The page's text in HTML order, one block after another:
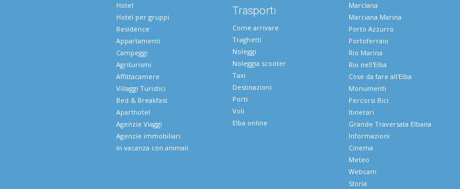
Hotel
Hotel per gruppi
Residence
Appartamenti
Campeggi
Agriturismi
Affittacamere
Villaggi Turistici
Bed & Breakfast
Aparthotel
Agenzie Viaggi
Agenzie immobiliari
In vacanza con animali
Trasporti
Come arrivare
Traghetti
Noleggi
Noleggia scooter
Taxi
Destinazioni
Porti
Voli
Elba online
Marciana
Marciana Marina
Porto Azzurro
Portoferraio
Rio Marina
Rio nell'Elba
Cose da fare all'Elba
Monumenti
Percorsi Bici
Itinerari
Grande Traversata Elbana
Informazioni
Cinema
Meteo
Webcam
Storia